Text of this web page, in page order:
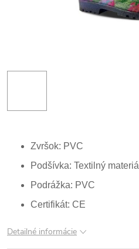
Zvršok: PVC
Podšívka: Textilný materiál
Podrážka: PVC
Certifikát: CE
Detailné informácie